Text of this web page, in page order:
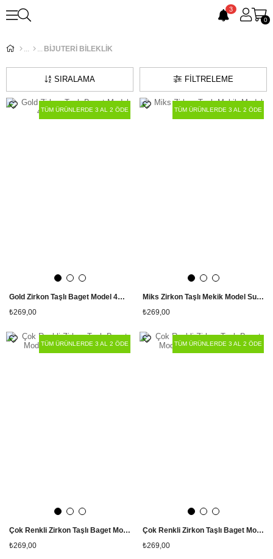
3
0
BİJUTERİ BİLEKLİK
FILTRELEME
SIRALAMA
Gold Zirkon Taşlı Baget Model 4mm Su Yolu Bileklik
₺269,00
TÜM ÜRÜNLERDE 3 AL 2 ÖDE
Miks Zirkon Taşlı Mekik Model Su Yolu Bileklik
₺269,00
TÜM ÜRÜNLERDE 3 AL 2 ÖDE
Çok Renkli Zirkon Taşlı Baget Model Silver Su Yolu Bileklik
₺269,00
TÜM ÜRÜNLERDE 3 AL 2 ÖDE
Çok Renkli Zirkon Taşlı Baget Model Gold Su Yolu Bileklik
₺269,00
TÜM ÜRÜNLERDE 3 AL 2 ÖDE